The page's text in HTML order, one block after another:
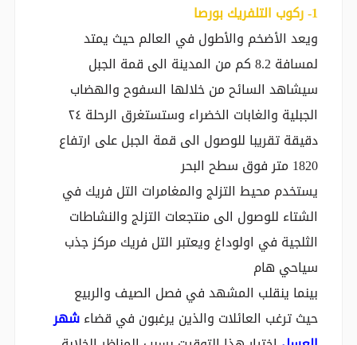
‎1- ركوب التلفريك بورصا
ويعد الأضخم والأطول في العالم حيث يمتد
لمسافة 8.2 كم من المدينة الى قمة الجبل
سيشاهد السائح من خلالها السفوح والهضاب
الجبلية والغابات الخضراء وستستغرق الرحلة ٢٤
دقيقة تقريبا للوصول الى قمة الجبل على ارتفاع
1820 متر فوق سطح البحر
يستخدم محيط التزلج والمغامرات التل فريك في
الشتاء للوصول الى منتجعات التزلج والنشاطات
الثلجية في اولوداغ ويعتبر التل فريك مركز جذب
سياحي هام
بينما ينقلب المشهد في فصل الصيف والربيع
حيث ترغب العائلات والذين يرغبون في قضاءشهر